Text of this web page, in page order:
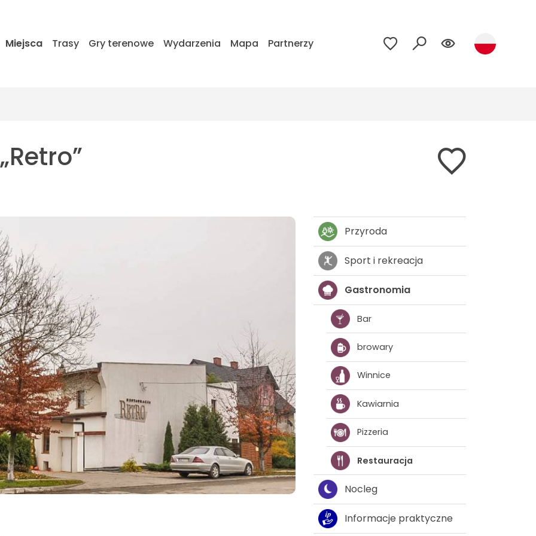
Miejsca Trasy Gry terenowe Wydarzenia Mapa Partnerzy
Przyroda
Sport i rekreacja
Gastronomia
Bar
browary
Winnice
Kawiarnia
Pizzeria
Restauracja
Nocleg
Informacje praktyczne